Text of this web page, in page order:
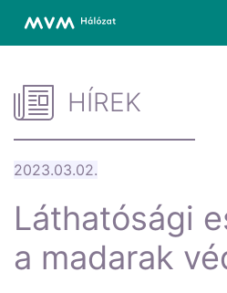
HÍREK
2023.03.02.
Láthatósági
a madarak